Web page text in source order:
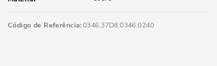
Código de Referência 0346.37D8.0346.0240